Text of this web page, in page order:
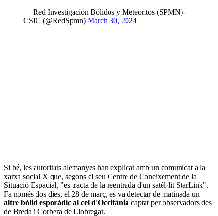
— Red Investigación Bólidos y Meteoritos (SPMN)-
CSIC (@RedSpmn) March 30, 2024
Si bé, les autoritats alemanyes han explicat amb un comunicat a la
xarxa social X que, segons el seu Centre de Coneixement de la
Situació Espacial, "es tracta de la reentrada d'un satèl·lit StarLink".
Fa només dos dies, el 28 de març, es va detectar de matinada un
altre bòlid esporàdic al cel d'Occitània captat per observadors des
de Breda i Corbera de Llobregat.